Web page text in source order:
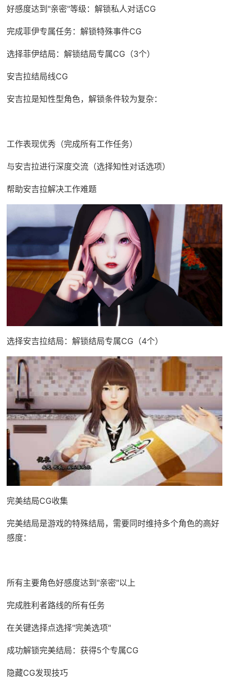
好感度达到"亲密"等级：解锁私人对话CG
完成菲伊专属任务：解锁特殊事件CG
选择菲伊结局：解锁结局专属CG（3个）
安吉拉结局线CG
安吉拉是知性型角色，解锁条件较为复杂：
工作表现优秀（完成所有工作任务）
与安吉拉进行深度交流（选择知性对话选项）
帮助安吉拉解决工作难题
选择安吉拉结局：解锁结局专属CG（4个）
完美结局CG收集
完美结局是游戏的特殊结局，需要同时维持多个角色的高好
感度：
所有主要角色好感度达到"亲密"以上
完成胜利者路线的所有任务
在关键选择点选择"完美选项"
成功解锁完美结局：获得5个专属CG
隐藏CG发现技巧